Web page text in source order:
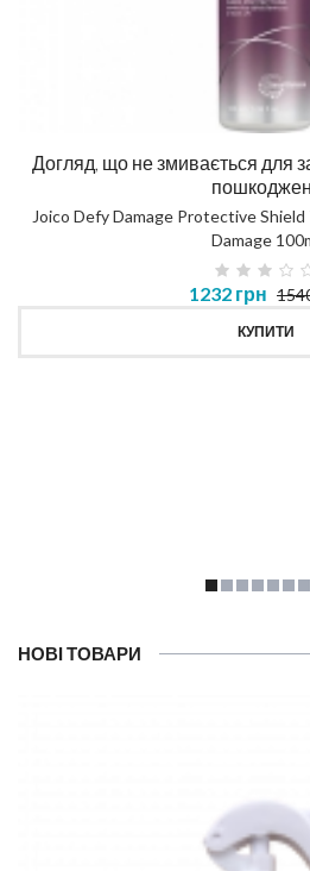
Догляд, що не змивається для
Joico Defy Damage Protective
Damage
1232 грн
КУПИТИ
НОВІ ТОВАРИ